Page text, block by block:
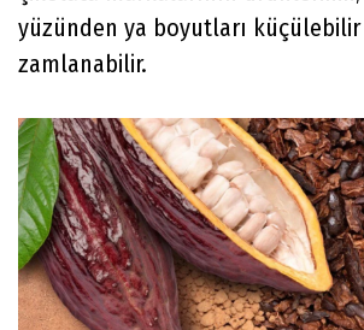
yüzünden ya boyutları küçülebilir
zamlanabilir.